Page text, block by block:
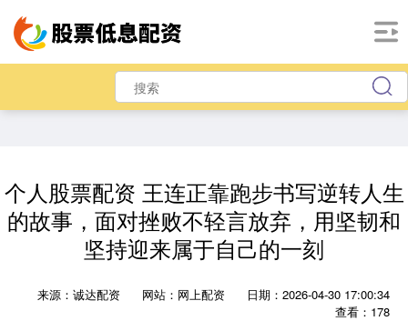
个人股票配资 王连正靠跑步书写逆转人生
的故事，面对挫败不轻言放弃，用坚韧和
坚持迎来属于自己的一刻
来源：诚达配资 网站：网上配资
日期：2026-04-30 17:00:34
查看：178